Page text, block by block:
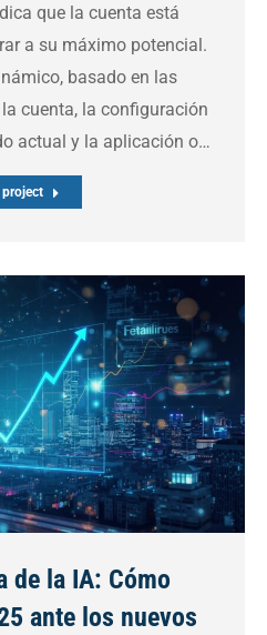
que la cuenta está
a su máximo potencial.
basado en las
cuenta, la configuración
actual y la aplicación o…
de la IA: Cómo
ante los nuevos